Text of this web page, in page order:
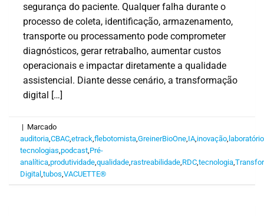
segurança do paciente. Qualquer falha durante o
processo de coleta, identificação, armazenamento,
transporte ou processamento pode comprometer
diagnósticos, gerar retrabalho, aumentar custos
operacionais e impactar diretamente a qualidade
assistencial. Diante desse cenário, a transformação
digital […]
| Marcado
auditoria ,CBAC ,etrack ,flebotomista ,GreinerBioOne IA inovação laboratório
tecnologias ,podcast Pré-
analítica ,produtividade ,qualidade ,rastreabilidade RDC ,tecnologia ,
Digital ,tubos ,VACUETTE®